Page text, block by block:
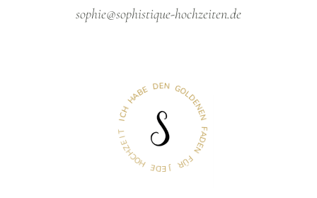
sophie@sophistique-hochzeiten.de
I
C
H
HABE DENGOL
D
E
N
E
F
A
D
E
N
F
Ü
R
J
E
D
E
H
O
C
H
Z
E
I